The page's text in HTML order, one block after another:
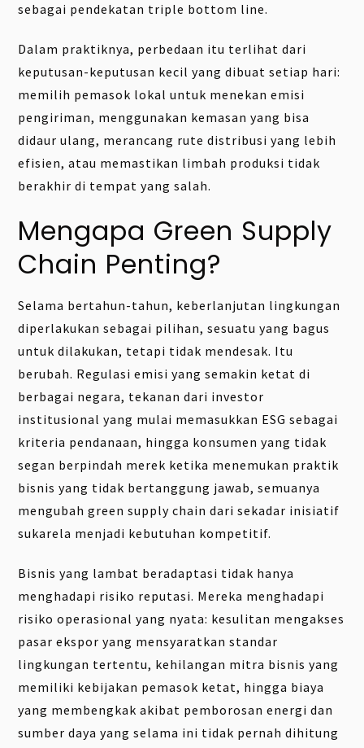
sebagai pendekatan triple bottom line.
Dalam praktiknya, perbedaan itu terlihat dari
keputusan-keputusan kecil yang dibuat setiap hari:
memilih pemasok lokal untuk menekan emisi
pengiriman, menggunakan kemasan yang bisa
didaur ulang, merancang rute distribusi yang lebih
efisien, atau memastikan limbah produksi tidak
berakhir di tempat yang salah.
Mengapa Green Supply
Chain Penting?
Selama bertahun-tahun, keberlanjutan lingkungan
diperlakukan sebagai pilihan, sesuatu yang bagus
untuk dilakukan, tetapi tidak mendesak. Itu
berubah. Regulasi emisi yang semakin ketat di
berbagai negara, tekanan dari investor
institusional yang mulai memasukkan ESG sebagai
kriteria pendanaan, hingga konsumen yang tidak
segan berpindah merek ketika menemukan praktik
bisnis yang tidak bertanggung jawab, semuanya
mengubah green supply chain dari sekadar inisiatif
sukarela menjadi kebutuhan kompetitif.
Bisnis yang lambat beradaptasi tidak hanya
menghadapi risiko reputasi. Mereka menghadapi
risiko operasional yang nyata: kesulitan mengakses
pasar ekspor yang mensyaratkan standar
lingkungan tertentu, kehilangan mitra bisnis yang
memiliki kebijakan pemasok ketat, hingga biaya
yang membengkak akibat pemborosan energi dan
sumber daya yang selama ini tidak pernah dihitung